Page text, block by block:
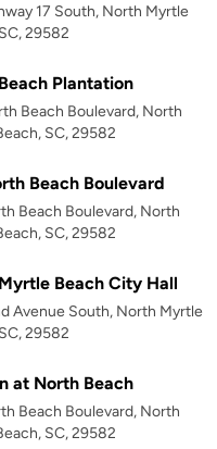
17 South, North Myrtle
29582
Plantation
Beach Boulevard, North
SC, 29582
Beach Boulevard
Beach Boulevard, ​​North
SC, 29582
Beach City Hall
Avenue South, North Myrtle
29582
at North Beach
Beach Boulevard, North
SC, 29582